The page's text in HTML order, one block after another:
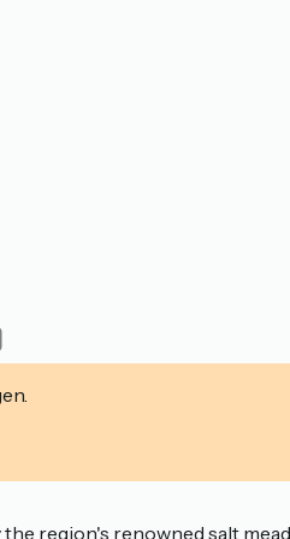
region's renowned salt